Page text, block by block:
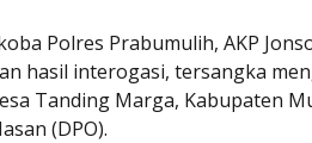
Polres Prabumulih, AKP
hasil interogasi, tersangka
Tanding Marga, Kabupaten
(DPO).